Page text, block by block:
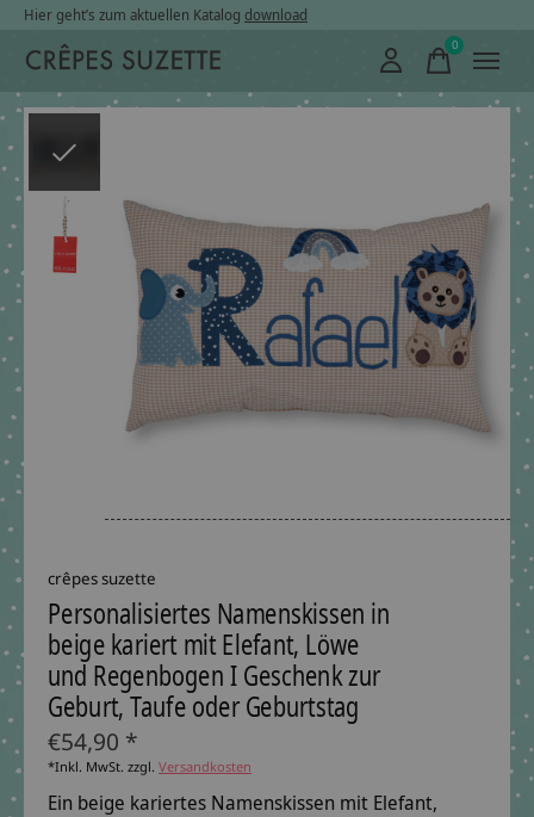
Hier geht’s zum aktuellen Katalog download
0items
crêpes suzette
Personalisiertes Namenskissen in
beige kariert mit Elefant, Löwe
und Regenbogen I Geschenk zur
Geburt, Taufe oder Geburtstag
€54,90 *
*Inkl. MwSt. zzgl. Versandkosten
Ein beige kariertes Namenskissen mit Elefant,